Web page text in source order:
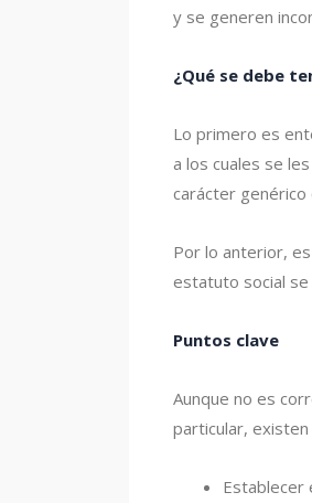
y se generen
¿Qué se debe
Lo primero es
a los cuales se
carácter genérico
Por lo anterior,
estatuto social se
Puntos clave
Aunque no es
particular, existen
Establecer